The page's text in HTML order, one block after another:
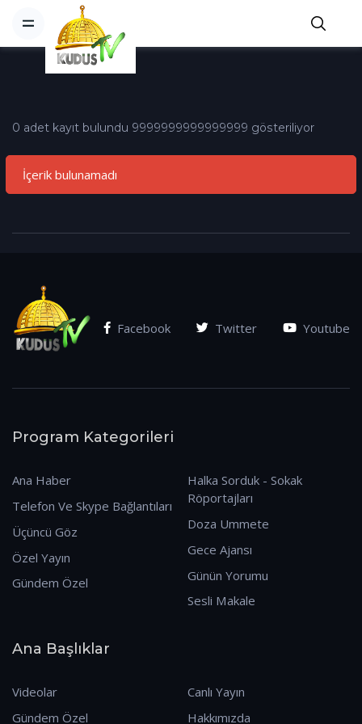
0 adet kayıt bulundu 9999999999999999 gösteriliyor
İçerik bulunamadı
Facebook Twitter Youtube
Program Kategorileri
Ana Haber
Telefon Ve Skype Bağlantıları
Üçüncü Göz
Özel Yayın
Gündem Özel
Halka Sorduk - Sokak
Röportajları
Doza Ummete
Gece Ajansı
Günün Yorumu
Sesli Makale
Ana Başlıklar
Videolar
Gündem Özel
Canlı Yayın
Hakkımızda